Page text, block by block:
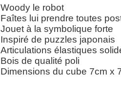
Woody le robot
Faîtes lui prendre toutes
Jouet à la symbolique forte
Inspiré de puzzles japonais
Articulations élastiques
Bois de qualité poli
Dimensions du cube 7cm x